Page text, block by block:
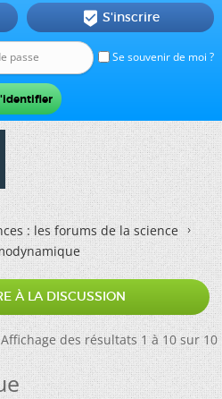
Se souvenir de moi ?
 S'inscrire
: les forums de la science
À LA DISCUSSION
Affichage des résultats 1 à 10 sur 10